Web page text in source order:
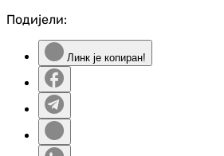
Подијели:
Линк је копиран!